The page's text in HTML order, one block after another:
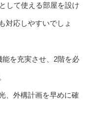
して使える部屋を設け
対応しやすいでしょ
を充実させ、2階を必
、外構計画を早めに確